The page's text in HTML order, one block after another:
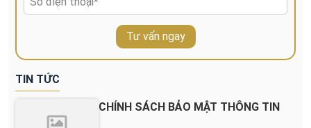
Tư vấn ngay
TIN TỨC
CHÍNH SÁCH BẢO MẬT THÔNG TIN